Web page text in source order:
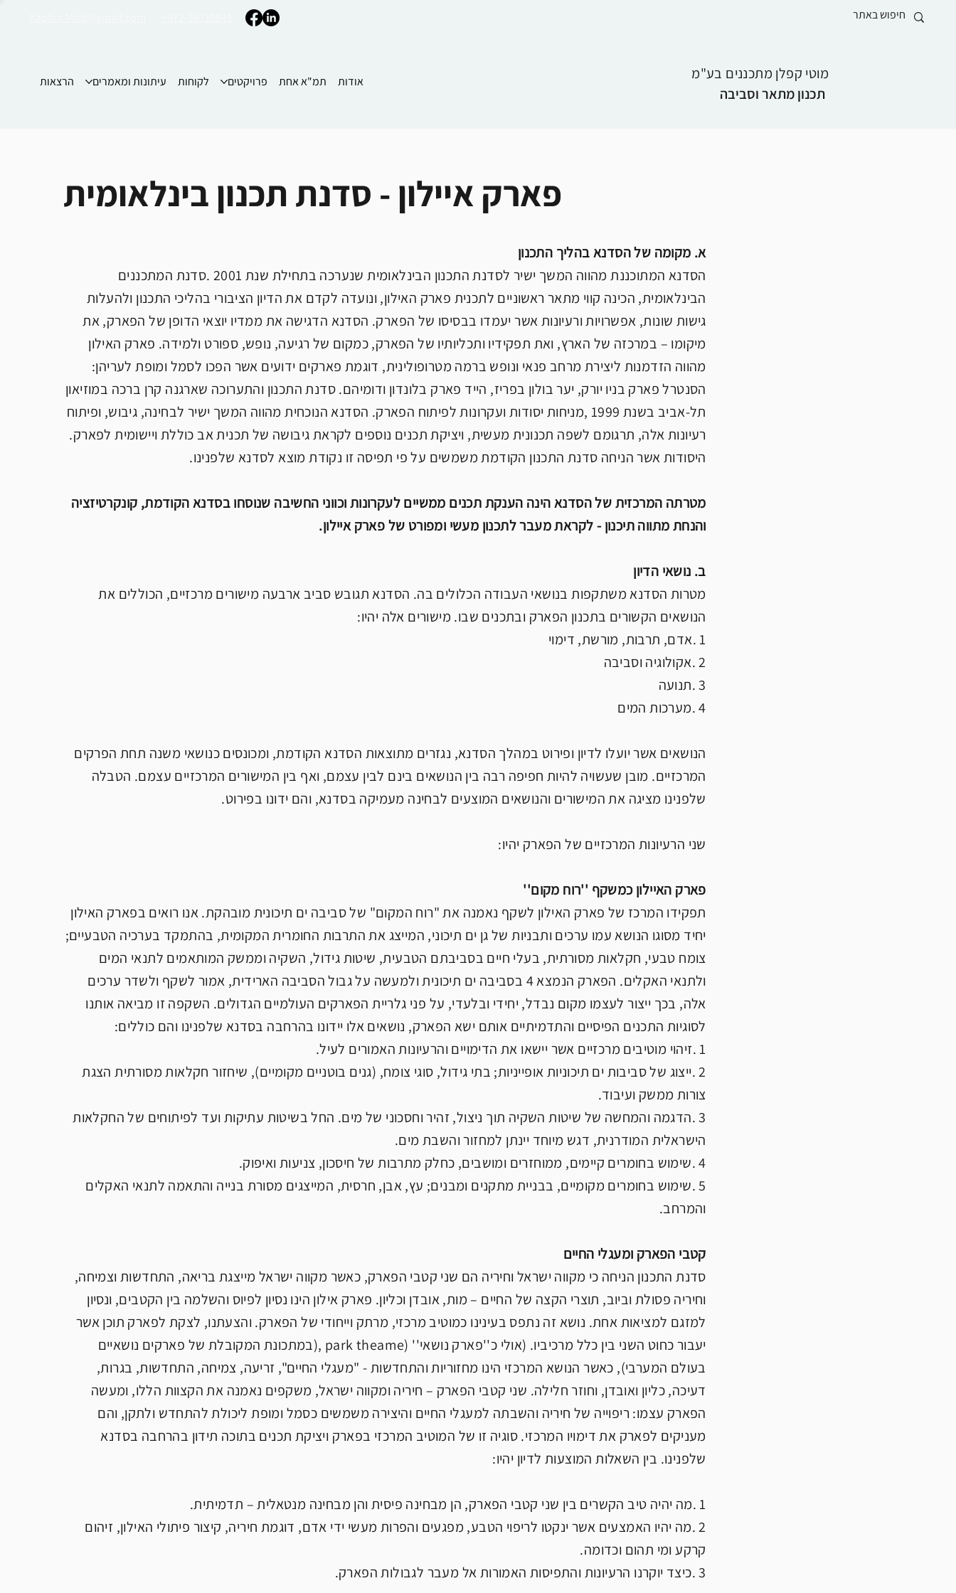
אודות תמ"א אחת פרויקטים לקוחות עיתונות ומאמרים הרצאות
מוטי קפלן מתכננים בע"מ
תכנון מתאר וסביבה
פארק איילון - סדנת תכנון בינלאומית
א. מקומה של הסדנא בהליך התכנון
הסדנא המתוכננת מהווה המשך ישיר לסדנת התכנון הבינלאומית שנערכה בתחילת שנת 2001 .סדנת המתכננים
הבינלאומית, הכינה קווי מתאר ראשוניים לתכנית פארק האילון, ונועדה לקדם את הדיון הציבורי בהליכי התכנון ולהעלות
גישות שונות, אפשרויות ורעיונות אשר יעמדו בבסיסו של הפארק. הסדנא הדגישה את ממדיו יוצאי הדופן של הפארק, את
מיקומו – במרכזה של הארץ, ואת תפקידיו ותכליותיו של הפארק, כמקום של רגיעה, נופש, ספורט ולמידה. פארק האילון
מהווה הזדמנות ליצירת מרחב פנאי ונופש ברמה מטרופולינית, דוגמת פארקים ידועים אשר הפכו לסמל ומופת לעריהן:
הסנטרל פארק בניו יורק, יער בולון בפריז, הייד פארק בלונדון ודומיהם. סדנת התכנון והתערוכה שארגנה קרן ברכה במוזיאון
תל-אביב בשנת 1999 ,מניחות יסודות ועקרונות לפיתוח הפארק. הסדנא הנוכחית מהווה המשך ישיר לבחינה, גיבוש, ופיתוח
רעיונות אלה, תרגומם לשפה תכנונית מעשית, ויציקת תכנים נוספים לקראת גיבושה של תכנית אב כוללת ויישומית לפארק.
היסודות אשר הניחה סדנת התכנון הקודמת משמשים על פי תפיסה זו נקודת מוצא לסדנא שלפנינו.
מטרתה המרכזית של הסדנא הינה הענקת תכנים ממשיים לעקרונות וכווני החשיבה שנוסחו בסדנא הקודמת, קונקרטיזציה
והנחת מתווה תיכנון - לקראת מעבר לתכנון מעשי ומפורט של פארק איילון.
ב. נושאי הדיון
מטרות הסדנא משתקפות בנושאי העבודה הכלולים בה. הסדנא תגובש סביב ארבעה מישורים מרכזיים, הכוללים את
הנושאים הקשורים בתכנון הפארק ובתכנים שבו. מישורים אלה יהיו:
1 .אדם, תרבות, מורשת, דימוי
2 .אקולוגיה וסביבה
3 .תנועה
4 .מערכות המים
הנושאים אשר יועלו לדיון ופירוט במהלך הסדנא, נגזרים מתוצאות הסדנא הקודמת, ומכונסים כנושאי משנה תחת הפרקים
המרכזיים. מובן שעשויה להיות חפיפה רבה בין הנושאים בינם לבין עצמם, ואף בין המישורים המרכזיים עצמם. הטבלה
שלפנינו מציגה את המישורים והנושאים המוצעים לבחינה מעמיקה בסדנא, והם ידונו בפירוט.
שני הרעיונות המרכזיים של הפארק יהיו:
פארק האיילון כמשקף ''רוח מקום''​
תפקידו המרכז של פארק האילון לשקף נאמנה את "רוח המקום" של סביבה ים תיכונית מובהקת. אנו רואים בפארק האילון
יחיד מסוגו הנושא עמו ערכים ותבניות של גן ים תיכוני, המייצג את התרבות החומרית המקומית, בהתמקד בערכיה הטבעיים;
צומח טבעי, חקלאות מסורתית, בעלי חיים בסביבתם הטבעית, שיטות גידול, השקיה וממשק המותאמים לתנאי המים
ולתנאי האקלים. הפארק הנמצא 4 בסביבה ים תיכונית ולמעשה על גבול הסביבה הארידית, אמור לשקף ולשדר ערכים
אלה, בכך ייצור לעצמו מקום נבדל, יחידי ובלעדי, על פני גלריית הפארקים העולמיים הגדולים. השקפה זו מביאה אותנו
לסוגיות התכנים הפיסיים והתדמיתיים אותם ישא הפארק, נושאים אלו יידונו בהרחבה בסדנא שלפנינו והם כוללים:
1 .זיהוי מוטיבים מרכזיים אשר יישאו את הדימויים והרעיונות האמורים לעיל.
2 .ייצוג של סביבות ים תיכוניות אופייניות; בתי גידול, סוגי צומח, (גנים בוטניים מקומיים), שיחזור חקלאות מסורתית הצגת
צורות ממשק ועיבוד.
3 .הדגמה והמחשה של שיטות השקיה תוך ניצול, זהיר וחסכוני של מים. החל בשיטות עתיקות ועד לפיתוחים של החקלאות
הישראלית המודרנית, דגש מיוחד יינתן למחזור והשבת מים.
4 .שימוש בחומרים קיימים, ממוחזרים ומושבים, כחלק מתרבות של חיסכון, צניעות ואיפוק.
5 .שימוש בחומרים מקומיים, בבניית מתקנים ומבנים; עץ, אבן, חרסית, המייצגים מסורת בנייה והתאמה לתנאי האקלים
והמרחב.
קטבי הפארק ומעגלי החיים
סדנת התכנון הניחה כי מקווה ישראל וחיריה הם שני קטבי הפארק, כאשר מקווה ישראל מייצגת בריאה, התחדשות וצמיחה,
וחיריה פסולת וביוב, תוצרי הקצה של החיים – מות, אובדן וכליון. פארק אילון הינו נסיון לפיוס והשלמה בין הקטבים, ונסיון
למזגם למציאות אחת. נושא זה נתפס בעינינו כמוטיב מרכזי, מרתק וייחודי של הפארק. והצעתנו, לצקת לפארק תוכן אשר
יעבור כחוט השני בין כלל מרכיביו. (אולי כ''פארק נושאי'' (park theame ,(במתכונת המקובלת של פארקים נושאיים
בעולם המערבי), כאשר הנושא המרכזי הינו מחזוריות והתחדשות - "מעגלי החיים", זריעה, צמיחה, התחדשות, בגרות,
דעיכה, כליון ואובדן, וחוזר חלילה. שני קטבי הפארק – חיריה ומקווה ישראל, משקפים נאמנה את הקצוות הללו, ומעשה
הפארק עצמו: ריפוייה של חיריה והשבתה למעגלי החיים והיצירה משמשים כסמל ומופת ליכולת להתחדש ולתקן, והם
מעניקים לפארק את דימויו המרכזי. סוגיה זו של המוטיב המרכזי בפארק ויציקת תכנים בתוכה תידון בהרחבה בסדנא
שלפנינו. בין השאלות המוצעות לדיון יהיו:
1 .מה יהיה טיב הקשרים בין שני קטבי הפארק, הן מבחינה פיסית והן מבחינה מנטאלית – תדמיתית.
2 .מה יהיו האמצעים אשר ינקטו לריפוי הטבע, מפגעים והפרות מעשי ידי אדם, דוגמת חיריה, קיצור פיתולי האילון, זיהום
קרקע ומי תהום וכדומה.
3 .כיצד יוקרנו הרעיונות והתפיסות האמורות אל מעבר לגבולות הפארק.